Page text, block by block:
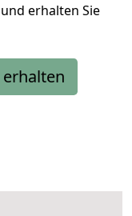
erhalten Sie